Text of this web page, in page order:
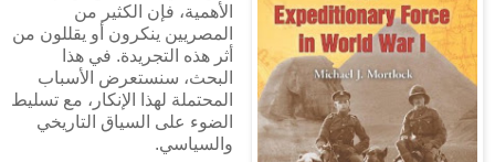
الأهمية، فإن الكثير من
المصريين ينكرون أو يقللون من
أثر هذه التجريدة. في هذا
البحث، سنستعرض الأسباب
المحتملة لهذا الإنكار، مع تسليط
الضوء على السياق التاريخي
والسياسي.